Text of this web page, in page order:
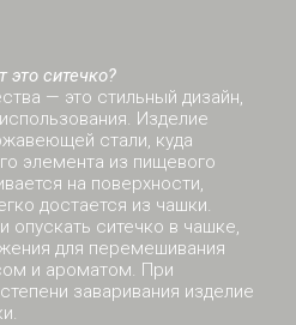
ситечко?
— это стильный дизайн,
Изделие
стали, куда
элемента из пищевого
на поверхности,
достается из чашки.
ситечко в чашке,
для перемешивания
и ароматом. При
заваривания изделие